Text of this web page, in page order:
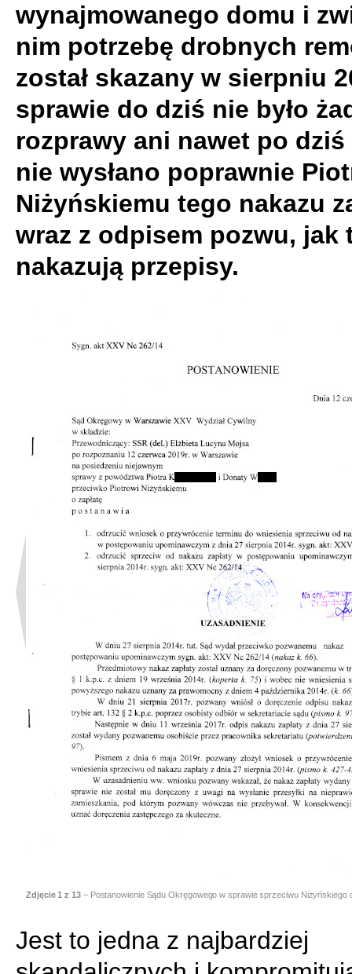
wynajmowanego domu i
nim potrzebę drobnych
został skazany w sierpniu
sprawie do dziś nie było
rozprawy ani nawet po dziś
nie wysłano poprawnie
Niżyńskiemu tego nakazu
wraz z odpisem pozwu, jak
nakazują przepisy.
Zdjęcie1 z 13– Postanowienie Sądu Okręgowego w sprawie sprzeciwu Niżyńskiego
Jest to jedna z najbardziej